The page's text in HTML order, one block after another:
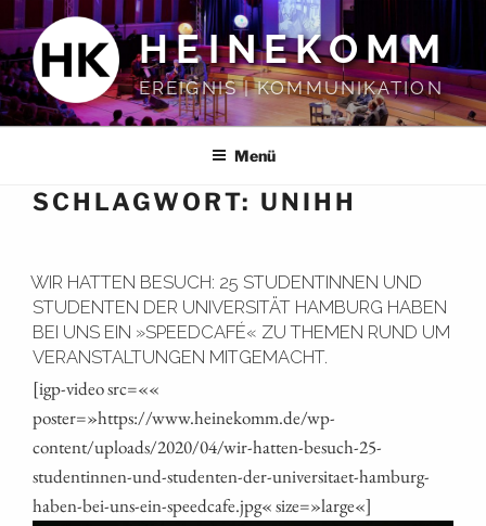
Inhalt
springen
HEINEKOMM
EREIGNIS | KOMMUNIKATION
Menü
SCHLAGWORT: UNIHH
WIR HATTEN BESUCH: 25 STUDENTINNEN UND
STUDENTEN DER UNIVERSITÄT HAMBURG HABEN
BEI UNS EIN »SPEEDCAFÉ« ZU THEMEN RUND UM
VERANSTALTUNGEN MITGEMACHT.
[igp-video src=««
poster=»https://www.heinekomm.de/wp-
content/uploads/2020/04/wir-hatten-besuch-25-
studentinnen-und-studenten-der-universitaet-hamburg-
haben-bei-uns-ein-speedcafe.jpg« size=»large«]